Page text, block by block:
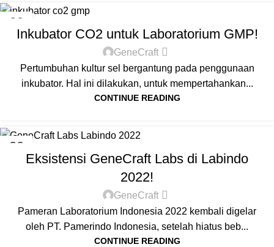
23
SEPInkubator CO2 untuk Laboratorium GMP!
GeneCraft
Pertumbuhan kultur sel bergantung pada penggunaan
inkubator. Hal ini dilakukan, untuk mempertahankan...
CONTINUE READING
20 BERITA
Eksistensi GeneCraft Labs di Labindo
2022!
GeneCraft
Pameran Laboratorium Indonesia 2022 kembali digelar
oleh PT. Pamerindo Indonesia, setelah hiatus beb...
CONTINUE READING